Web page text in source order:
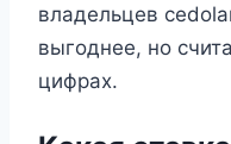
владельцев
выгоднее, но
цифрах.